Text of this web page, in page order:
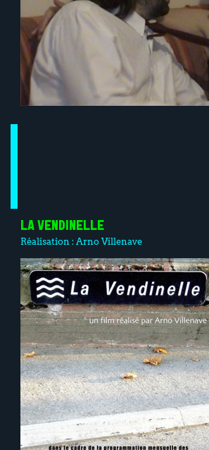
LA VENDINELLE
Réalisation :Arno Villenave